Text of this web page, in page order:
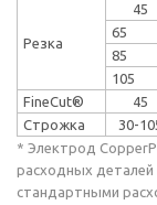
Резка
45
65
85
105
FineCut®
45
Строжка
30-
* Электрод
расходных деталей
стандартными